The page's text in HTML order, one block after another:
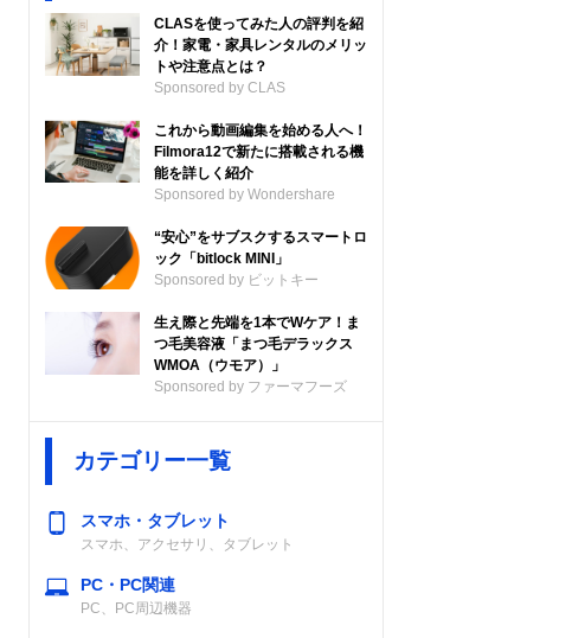
CLASを使ってみた人の評判を紹
介！家電・家具レンタルのメリッ
トや注意点とは？
Sponsored by CLAS
これから動画編集を始める人へ！
Filmora12で新たに搭載される機
能を詳しく紹介
Sponsored by Wondershare
“安心”をサブスクするスマートロ
ック「bitlock MINI」
Sponsored by ビットキー
生え際と先端を1本でWケア！ま
つ毛美容液「まつ毛デラックス
WMOA（ウモア）」
Sponsored by ファーマフーズ
カテゴリー一覧
スマホ・タブレット
スマホ、アクセサリ、タブレット
PC・PC関連
PC、PC周辺機器